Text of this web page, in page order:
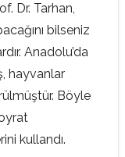
Dr. Tarhan,
bilseniz
Anadolu’da
hayvanlar
Böyle
kullandı.